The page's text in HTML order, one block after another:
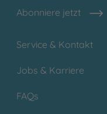
Abonniere jetzt
Service & Kontakt
Jobs & Karriere
FAQs